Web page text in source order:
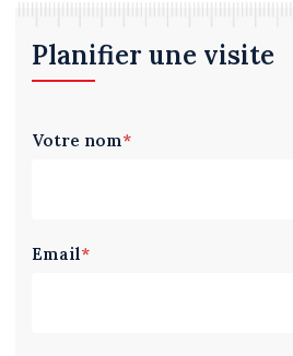
Planifier une visite
Votre nom*
Email*